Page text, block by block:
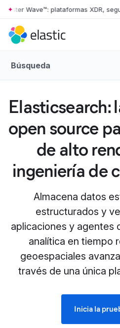
Skip to main content
Wave™: plataformas XDR,
Búsqueda
Elasticsearch:
open source
de alto
ingeniería de
Almacena datos
estructurados y
aplicaciones y agentes
analítica en tiempo
geoespaciales
través de una única
Inicia la